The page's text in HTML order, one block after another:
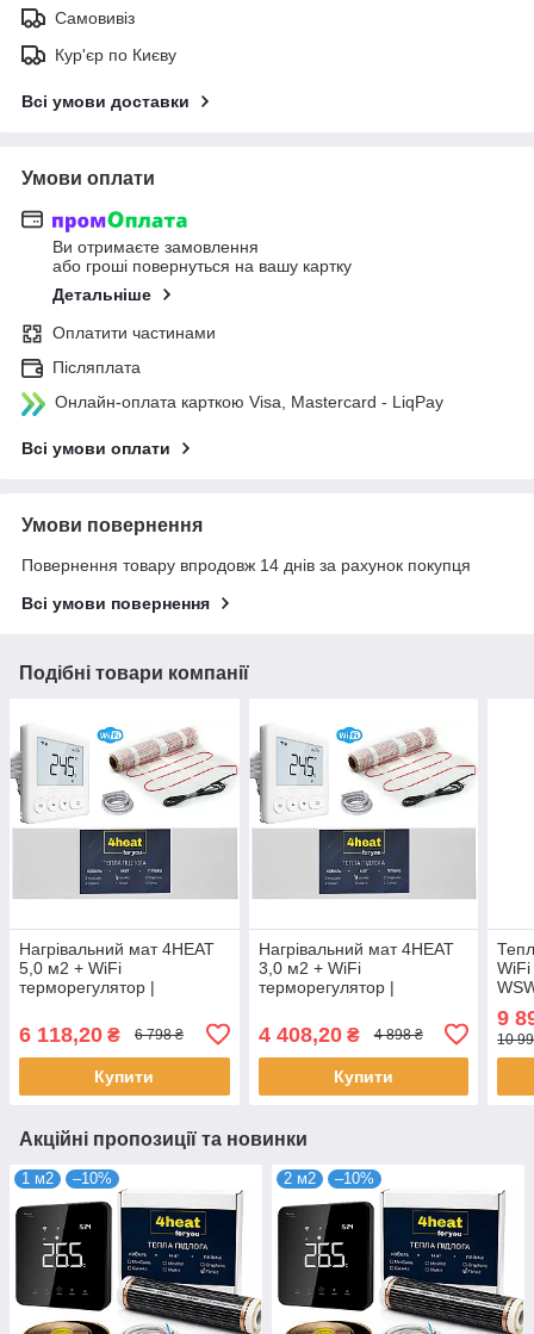
Самовивіз
Кур'єр по Києву
Всі умови доставки
Умови оплати
Ви отримаєте замовлення
або гроші повернуться на вашу картку
Детальніше
Оплатити частинами
Післяплата
Онлайн-оплата карткою Visa, Mastercard - LiqPay
Всі умови оплати
Умови повернення
Повернення товару впродовж 14 днів за рахунок покупця
Всі умови повернення
Подібні товари компанії
Нагрівальний мат 4HEAT
5,0 м2 + WiFi
терморегулятор |
MatKit WiFi-5,0
6 118,20 ₴ 6 798 ₴
Купити
Нагрівальний мат 4HEAT
3,0 м2 + WiFi
терморегулятор |
MatKit WiFi-3,0
4 408,20₴ 4 898 ₴
Купити
WiFi
9
10
Акційні пропозиції та новинки
1 м2 –10% 2 м2 –10%